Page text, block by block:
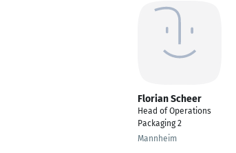
Florian Scheer
Head of Operations
Packaging 2
Mannheim